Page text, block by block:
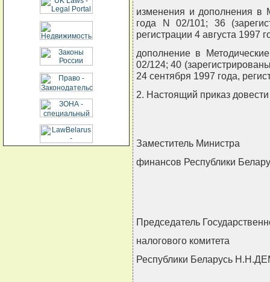
изменения и дополнения в
года N 02/101; 36
регистрации 4 августа 1997
дополнение в
02/124; 40
24 сентября 1997 года,
2. Настоящий приказ
Заместитель Министра
финансов Республики
Председатель
налогового комитета
Республики Беларусь